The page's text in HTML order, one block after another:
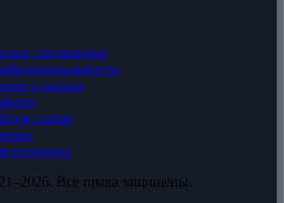
соглашение
о рисках
cookie
политика
Все права защищены.